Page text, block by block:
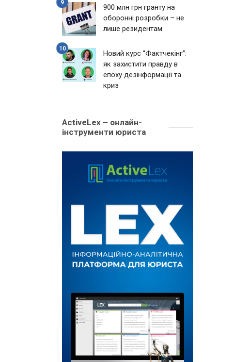
900 млн грн гранту на
оборонні розробки – не
лише резидентам
Новий курс “Фактчекінг”:
як захистити правду в
епоху дезінформації та
криз
ActiveLex – онлайн-
інструменти юриста